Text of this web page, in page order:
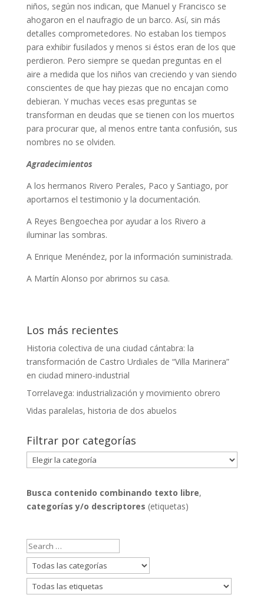
niños, según nos indican, que Manuel y Francisco se
ahogaron en el naufragio de un barco. Así, sin más
detalles comprometedores. No estaban los tiempos
para exhibir fusilados y menos si éstos eran de los que
perdieron. Pero siempre se quedan preguntas en el
aire a medida que los niños van creciendo y van siendo
conscientes de que hay piezas que no encajan como
debieran. Y muchas veces esas preguntas se
transforman en deudas que se tienen con los muertos
para procurar que, al menos entre tanta confusión, sus
nombres no se olviden.
Agradecimientos
A los hermanos Rivero Perales, Paco y Santiago, por
aportarnos el testimonio y la documentación.
A Reyes Bengoechea por ayudar a los Rivero a
iluminar las sombras.
A Enrique Menéndez, por la información suministrada.
A Martín Alonso por abrirnos su casa.
Los más recientes
Historia colectiva de una ciudad cántabra: la
transformación de Castro Urdiales de “Villa Marinera”
en ciudad minero-industrial
Torrelavega: industrialización y movimiento obrero
Vidas paralelas, historia de dos abuelos
Filtrar por categorías
Filtrar
por
Busca contenido combinando texto libre,
categorías y/o descriptores (etiquetas)